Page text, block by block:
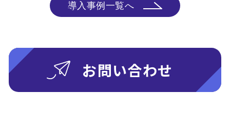
導入事例一覧へ
お問い合わせ